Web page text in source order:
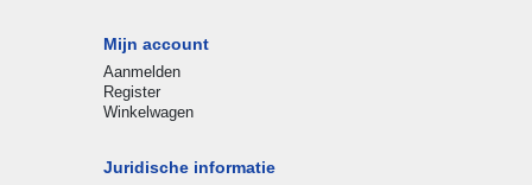
Mijn account
Aanmelden
Register
Winkelwagen
Juridische informatie